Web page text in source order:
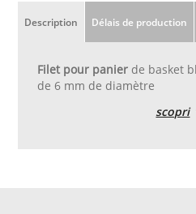
Description Délais de production
Filet pour panier de basket
de 6 mm de diamètre
scopri